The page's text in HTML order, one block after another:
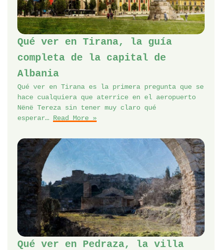
Qué ver en Tirana, la guía
completa de la capital de
Albania
Qué ver en Tirana es la primera pregunta que se
hace cualquiera que aterrice en el aeropuerto
Nënë Tereza sin tener muy claro qué
esperar… Read More »
Qué ver en Pedraza, la villa